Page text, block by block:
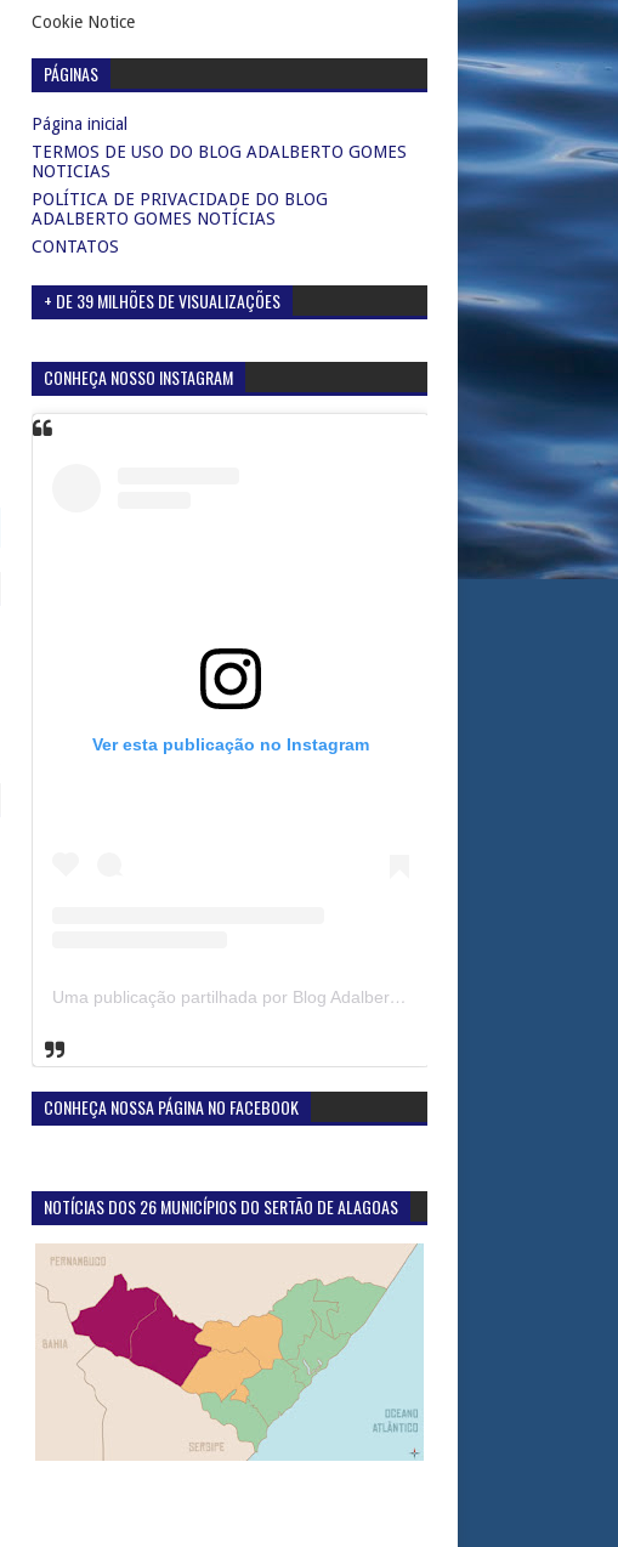
Cookie Notice
PÁGINAS
Página inicial
TERMOS DE USO DO BLOG ADALBERTO GOMES
NOTICIAS
POLÍTICA DE PRIVACIDADE DO BLOG
ADALBERTO GOMES NOTÍCIAS
CONTATOS
+ DE 39 MILHÕES DE VISUALIZAÇÕES
CONHEÇA NOSSO INSTAGRAM
Ver esta publicação no Instagram
Uma publicação partilhada por Blog Adalberto Gomes Noticias (@blogadalbertogomesnoticiass)
CONHEÇA NOSSA PÁGINA NO FACEBOOK
NOTÍCIAS DOS 26 MUNICÍPIOS DO SERTÃO DE ALAGOAS